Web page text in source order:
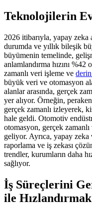
Teknolojilerin
2026 itibarıyla, yapay zeka
durumda ve yıllık bileşik
büyümenin temelinde,
anlamlandırma hızını %42
zamanlı veri işleme ve
büyük veri ve otomasyon
alanlar arasında, gerçek
yer alıyor. Örneğin,
gerçek zamanlı izleyerek,
hale geldi. Otomotiv
otomasyon, gerçek
geliyor. Ayrıca, yapay
raporlama ve iş zekası
trendler, kurumların daha
sağlıyor.
İş Süreçlerini
ile